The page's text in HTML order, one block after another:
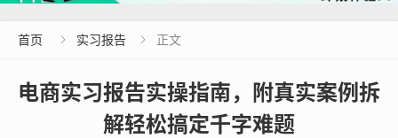
首页  实习报告  正文
电商实习报告实操指南，附真实案例拆
解轻松搞定千字难题